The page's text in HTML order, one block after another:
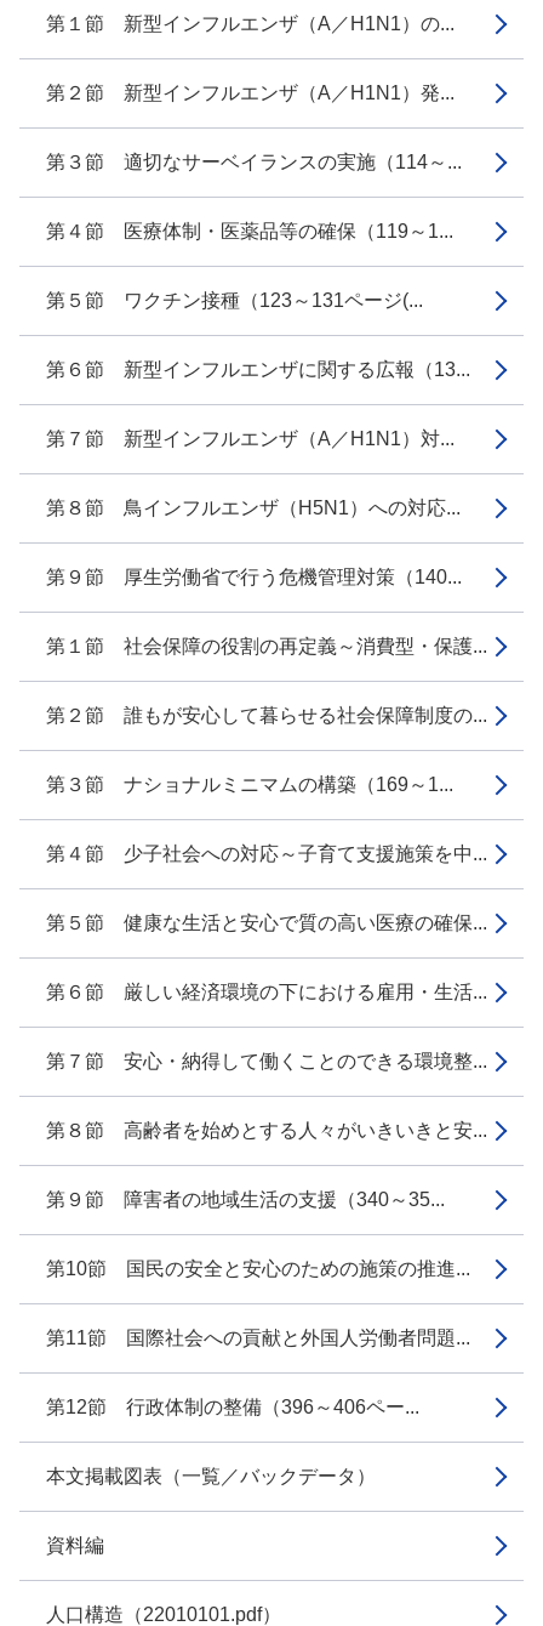
第１節 新型インフルエンザ（A／H1N1）の...
第２節 新型インフルエンザ（A／H1N1）発...
第３節 適切なサーベイランスの実施（114～...
第４節 医療体制・医薬品等の確保（119～1...
第５節 ワクチン接種（123～131ページ(...
第６節 新型インフルエンザに関する広報（13...
第７節 新型インフルエンザ（A／H1N1）対...
第８節 鳥インフルエンザ（H5N1）への対応...
第９節 厚生労働省で行う危機管理対策（140...
第１節 社会保障の役割の再定義～消費型・保護...
第２節 誰もが安心して暮らせる社会保障制度の...
第３節 ナショナルミニマムの構築（169～1...
第４節 少子社会への対応～子育て支援施策を中...
第５節 健康な生活と安心で質の高い医療の確保...
第６節 厳しい経済環境の下における雇用・生活...
第７節 安心・納得して働くことのできる環境整...
第８節 高齢者を始めとする人々がいきいきと安...
第９節 障害者の地域生活の支援（340～35...
第10節 国民の安全と安心のための施策の推進...
第11節 国際社会への貢献と外国人労働者問題...
第12節 行政体制の整備（396～406ペー...
本文掲載図表（一覧／バックデータ）
資料編
人口構造（22010101.pdf）